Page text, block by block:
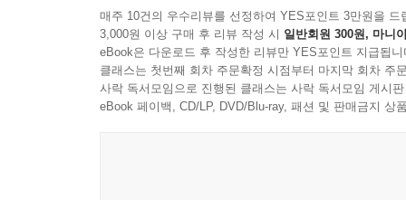
매주 10건의 우수리뷰를 선정하여 YES포인트 3만원을 드
3,000원 이상 구매 후 리뷰 작성 시 일반회원 300원, 마니
eBook은 다운로드 후 작성한 리뷰만 YES포인트 지급됩니
클래스는 첫번째 회차 주문확정 시점부터 마지막 회차 주
사락 독서모임으로 진행된 클래스는 사락 독서모임 게시
eBook 페이백, CD/LP, DVD/Blu-ray, 패션 및 판매금지 상